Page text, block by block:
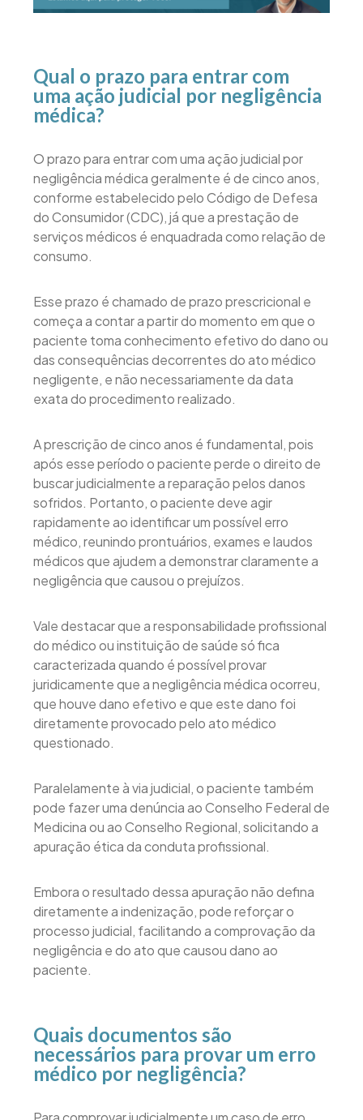
Qual o prazo para entrar com
uma ação judicial por negligência
médica?
O prazo para entrar com uma ação judicial por
negligência médica geralmente é de cinco anos,
conforme estabelecido pelo Código de Defesa
do Consumidor (CDC), já que a prestação de
serviços médicos é enquadrada como relação de
consumo.
Esse prazo é chamado de prazo prescricional e
começa a contar a partir do momento em que o
paciente toma conhecimento efetivo do dano ou
das consequências decorrentes do ato médico
negligente, e não necessariamente da data
exata do procedimento realizado.
A prescrição de cinco anos é fundamental, pois
após esse período o paciente perde o direito de
buscar judicialmente a reparação pelos danos
sofridos. Portanto, o paciente deve agir
rapidamente ao identificar um possível erro
médico, reunindo prontuários, exames e laudos
médicos que ajudem a demonstrar claramente a
negligência que causou o prejuízos.
Vale destacar que a responsabilidade profissional
do médico ou instituição de saúde só fica
caracterizada quando é possível provar
juridicamente que a negligência médica ocorreu,
que houve dano efetivo e que este dano foi
diretamente provocado pelo ato médico
questionado.
Paralelamente à via judicial, o paciente também
pode fazer uma denúncia ao Conselho Federal de
Medicina ou ao Conselho Regional, solicitando a
apuração ética da conduta profissional.
Embora o resultado dessa apuração não defina
diretamente a indenização, pode reforçar o
processo judicial, facilitando a comprovação da
negligência e do ato que causou dano ao
paciente.
Quais documentos são
necessários para provar um erro
médico por negligência?